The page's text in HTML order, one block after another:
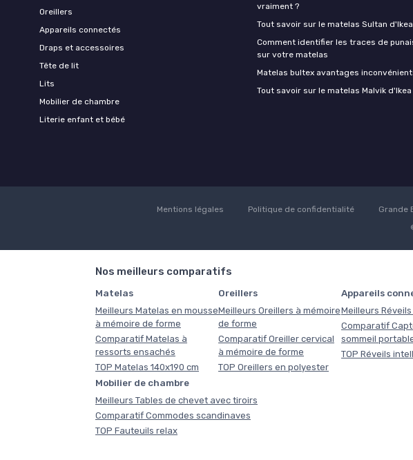
Oreillers
Appareils connectés
Draps et accessoires
Tête de lit
Lits
Mobilier de chambre
Literie enfant et bébé
vraiment ?
Tout savoir sur le matelas Sultan d'Ikea
Comment identifier les traces de
sur votre matelas
Matelas bultex avantages
Tout savoir sur le matelas Malvik d'Ikea
Mentions légales Politique de confidentialité Grande
Nos meilleurs comparatifs
Matelas
Meilleurs Matelas en mousse
à mémoire de forme
Comparatif Matelas à
ressorts ensachés
TOP Matelas 140x190 cm
Oreillers
Meilleurs Oreillers à mémoire
de forme
Comparatif Oreiller cervical
à mémoire de forme
TOP Oreillers en polyester
Appareils
Meilleurs
Comparatif
sommeil
TOP Réveils
Mobilier de chambre
Meilleurs Tables de chevet avec tiroirs
Comparatif Commodes scandinaves
TOP Fauteuils relax